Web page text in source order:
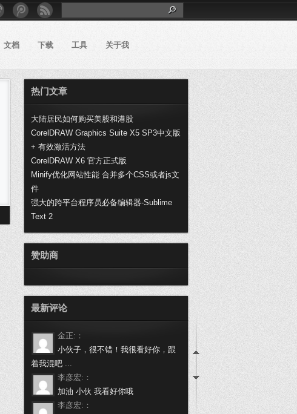
文档 下载 工具 关于我
热门文章
大陆居民如何购买美股和港股
CorelDRAW Graphics Suite X5 SP3中文版
+ 有效激活方法
CorelDRAW X6 官方正式版
Minify优化网站性能 合并多个CSS或者js文
件
强大的跨平台程序员必备编辑器-Sublime
Text 2
赞助商
最新评论
金正:：
小伙子，很不错！我很看好你，跟
着我混吧 ...
李彦宏:：
加油 小伙 我看好你哦
李彦宏:：